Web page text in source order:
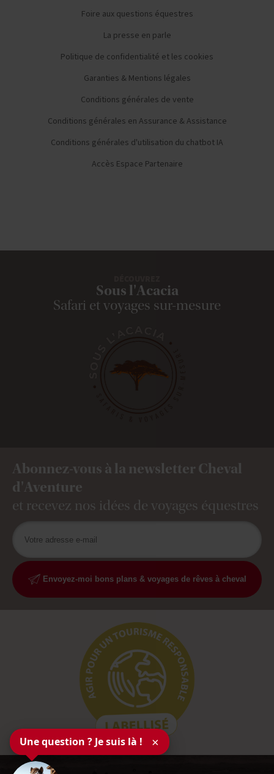
Foire aux questions équestres
La presse en parle
Politique de confidentialité et les cookies
Garanties & Mentions légales
Conditions générales de vente
Conditions générales en Assurance & Assistance
Conditions générales d'utilisation du chatbot IA
Accès Espace Partenaire
Sous l'Acacia
Safari et voyages sur-mesure
Abonnez-vous à la newsletter Cheval
d'Aventure
et recevez nos idées de voyages équestres
Envoyez-moi bons plans & voyages de rêves à cheval
Une question ? Je suis là ! ×